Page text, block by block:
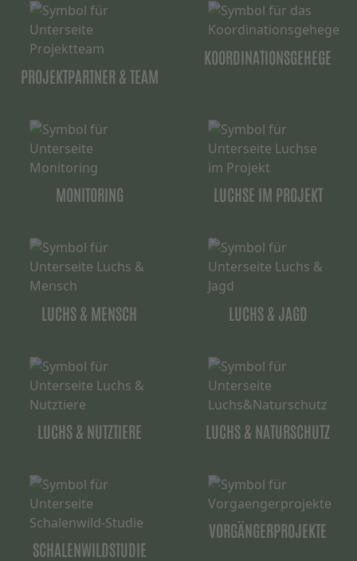
PROJEKTPARTNER & TEAM
KOORDINATIONSGEHEGE
MONITORING LUCHSE IM PROJEKT
LUCHS & MENSCH LUCHS & JAGD
LUCHS & NUTZTIERE LUCHS & NATURSCHUTZ
SCHALENWILDSTUDIE
VORGÄNGERPROJEKTE